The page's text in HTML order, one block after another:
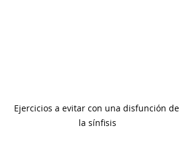
Ejercicios a evitar con una disfunción de
la sínfisis